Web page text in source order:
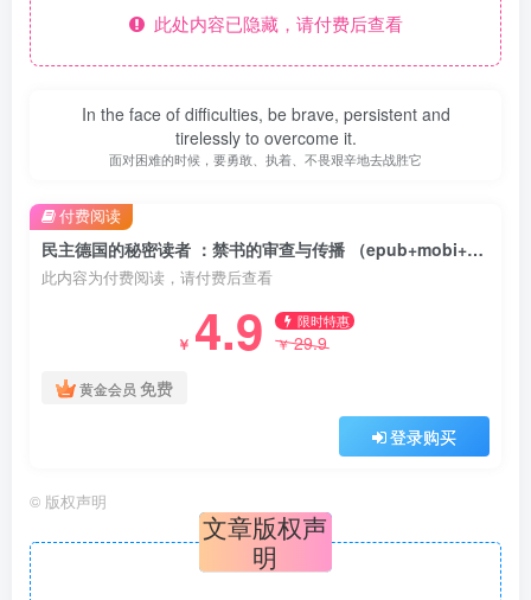
此处内容已隐藏，请付费后查看
In the face of difficulties, be brave, persistent and
tirelessly to overcome it.
面对困难的时候，要勇敢、执着、不畏艰辛地去战胜它
民主德国的秘密读者 ：禁书的审查与传播 （epub+mobi+azw3+pdf）
此内容为付费阅读，请付费后查看
￥ 4.9 限时特惠
￥29.9
黄金会员 免费
登录购买
付费阅读
© 版权声明
文章版权声
明